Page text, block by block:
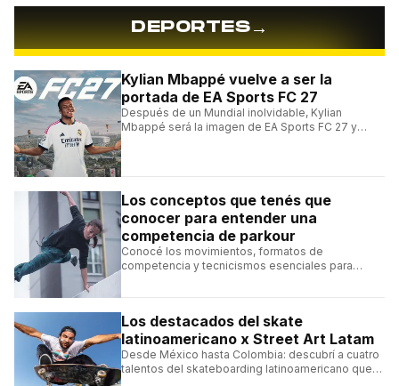
DEPORTES→
Kylian Mbappé vuelve a ser la
portada de EA Sports FC 27
Después de un Mundial inolvidable, Kylian
Mbappé será la imagen de EA Sports FC 27 y
Los conceptos que tenés que
conocer para entender una
competencia de parkour
Conocé los movimientos, formatos de
competencia y tecnicismos esenciales para
Los destacados del skate
latinoamericano x Street Art Latam
Desde México hasta Colombia: descubrí a cuatro
talentos del skateboarding latinoamericano que